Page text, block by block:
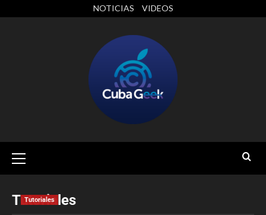
NOTICIAS VIDEOS
Tutoriales
Tutoriales